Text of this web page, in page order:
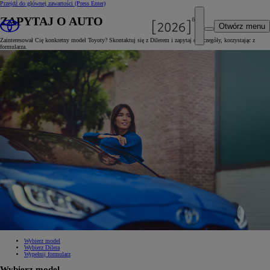
Przejdź do głównej zawartości (Press Enter)
Otwórz menu
ZAPYTAJ O AUTO
Zainteresował Cię konkretny model Toyoty? Skontaktuj się z Dilerem i zapytaj o szczegóły, korzystając z
formularza.
Wybierz model
Wybierz Dilera
Wypełnij formularz